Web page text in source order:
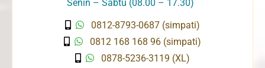
Senin – Sabtu (08.00 – 17.30)
0812-8793-0687 (simpati)
0812 168 168 96 (simpati)
0878-5236-3119 (XL)